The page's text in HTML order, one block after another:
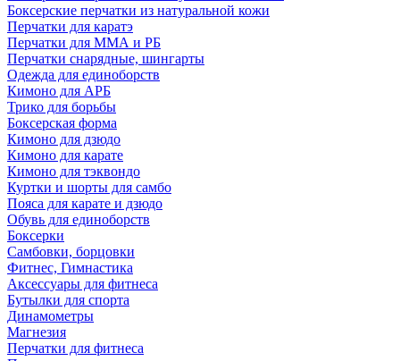
Боксерские перчатки из натуральной кожи
Перчатки для каратэ
Перчатки для ММА и РБ
Перчатки снарядные, шингарты
Одежда для единоборств
Кимоно для АРБ
Трико для борьбы
Боксерская форма
Кимоно для дзюдо
Кимоно для карате
Кимоно для тэквондо
Куртки и шорты для самбо
Пояса для карате и дзюдо
Обувь для единоборств
Боксерки
Самбовки, борцовки
Фитнес, Гимнастика
Аксессуары для фитнеса
Бутылки для спорта
Динамометры
Магнезия
Перчатки для фитнеса